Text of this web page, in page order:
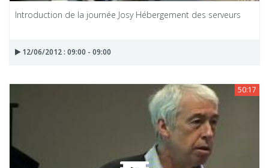
Introduction de la journée Josy Hébergement des serveurs
12/06/2012 : 09:00 - 09:00
50:17